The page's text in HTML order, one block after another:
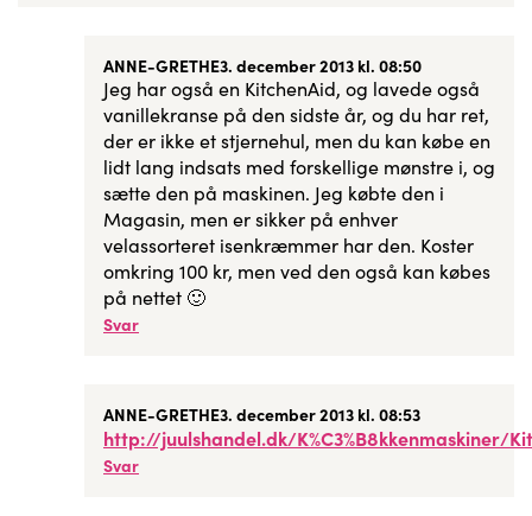
ANNE-GRETHE3. december 2013 kl. 08:50
Jeg har også en KitchenAid, og lavede også
vanillekranse på den sidste år, og du har ret,
der er ikke et stjernehul, men du kan købe en
lidt lang indsats med forskellige mønstre i, og
sætte den på maskinen. Jeg købte den i
Magasin, men er sikker på enhver
velassorteret isenkræmmer har den. Koster
omkring 100 kr, men ved den også kan købes
på nettet 🙂
Svar
ANNE-GRETHE3. december 2013 kl. 08:53
http://juulshandel.dk/K%C3%B8kkenmaskiner/
Svar